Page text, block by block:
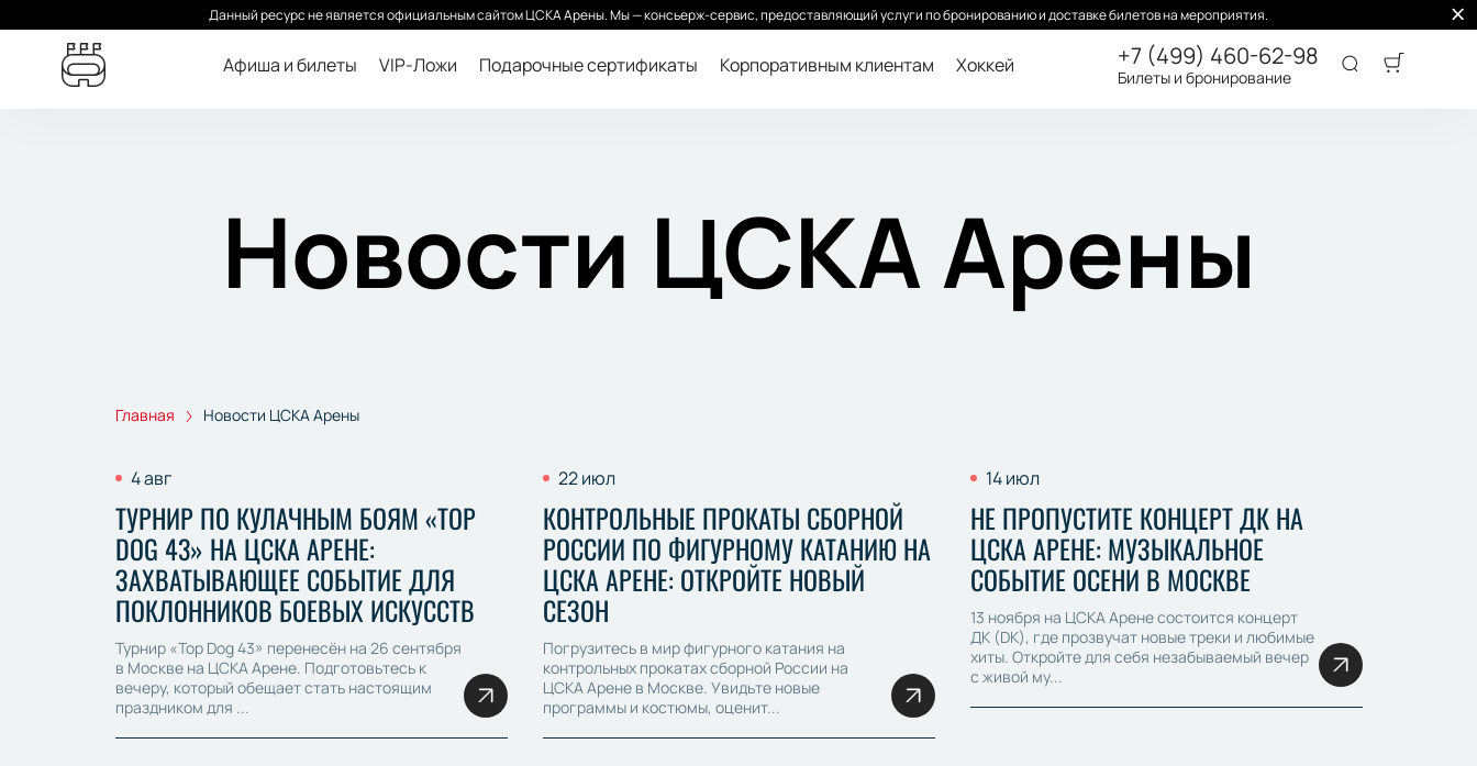
Данный ресурс не является официальным сайтом ЦСКА Арены. Мы — консьерж-сервис, предоставляющий услуги по бронированию и доставке билетов на мероприятия.
Афиша и билеты VIP-Ложи Подарочные сертификаты Корпоративным клиентам Хоккей +7 (499) 460-62-98
Билеты и бронирование
Новости ЦСКА Арены
Главная Новости ЦСКА Арены
4 авг
ТУРНИР ПО КУЛАЧНЫМ БОЯМ «TOP
DOG 43» НА ЦСКА АРЕНЕ:
ЗАХВАТЫВАЮЩЕЕ СОБЫТИЕ ДЛЯ
ПОКЛОННИКОВ БОЕВЫХ ИСКУССТВ
Турнир «Top Dog 43» перенесён на 26 сентября
в Москве на ЦСКА Арене. Подготовьтесь к
вечеру, который обещает стать настоящим
праздником для ...
22 июл
КОНТРОЛЬНЫЕ ПРОКАТЫ СБОРНОЙ
РОССИИ ПО ФИГУРНОМУ КАТАНИЮ НА
ЦСКА АРЕНЕ: ОТКРОЙТЕ НОВЫЙ
СЕЗОН
Погрузитесь в мир фигурного катания на
контрольных прокатах сборной России на
ЦСКА Арене в Москве. Увидьте новые
программы и костюмы, оценит...
14 июл
НЕ ПРОПУСТИТЕ КОНЦЕРТ ДК НА
ЦСКА АРЕНЕ: МУЗЫКАЛЬНОЕ
СОБЫТИЕ ОСЕНИ В МОСКВЕ
13 ноября на ЦСКА Арене состоится концерт
ДК (DK), где прозвучат новые треки и любимые
хиты. Откройте для себя незабываемый вечер
с живой му...